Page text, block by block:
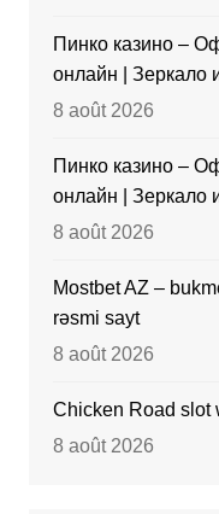
Пинко казино –
онлайн | Зеркало
8 août 2026
Пинко казино –
онлайн | Зеркало
8 août 2026
Mostbet AZ –
rəsmi sayt
8 août 2026
Chicken Road slot
8 août 2026